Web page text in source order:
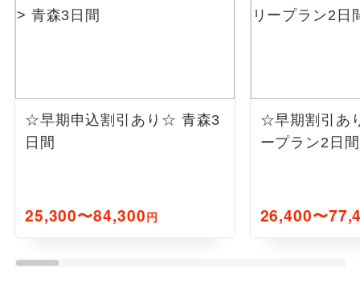
☆早期申込割引あり☆ 青森3
日間
25,300〜84,300円
☆早期割引あ
ープラン2日間
26,400〜